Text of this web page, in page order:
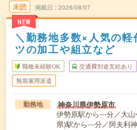
未読
NEW
掲載日 2026/08/07
＼勤務地多数×人気の
ツの加工や組立など
職種未経験OK 交通費別途支給あり
無期雇用派遣
勤務地 神奈川県伊勢原市
伊勢原駅から---分／大
県)駅から---分／阿夫利